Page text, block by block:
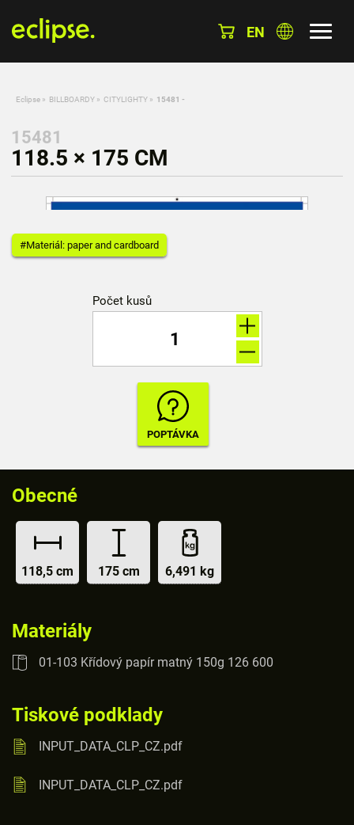
EN
Eclipse » BILLBOARDY » CITYLIGHTY » 15481 -
15481
118.5 × 175 CM
#Materiál: paper and cardboard
Počet kusů
Obecné
118,5 cm 175 cm 6,491 kg
Materiály
01-103 Křídový papír matný 150g 126 600
Tiskové podklady
INPUT_DATA_CLP_CZ.pdf
INPUT_DATA_CLP_CZ.pdf